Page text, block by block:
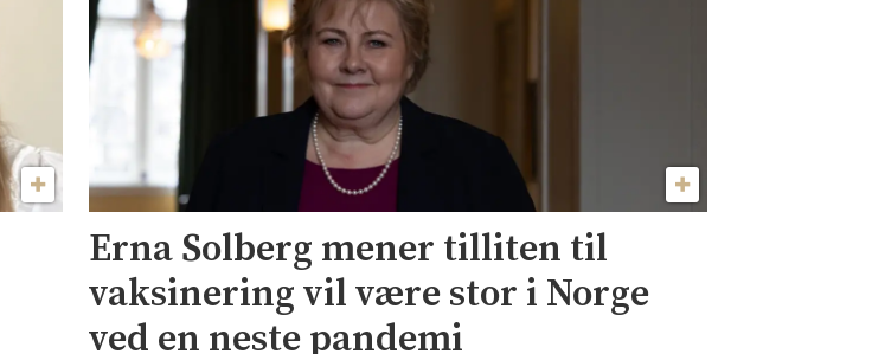
Erna Solberg mener tilliten til
vaksinering vil være stor i Norge
ved en neste pandemi